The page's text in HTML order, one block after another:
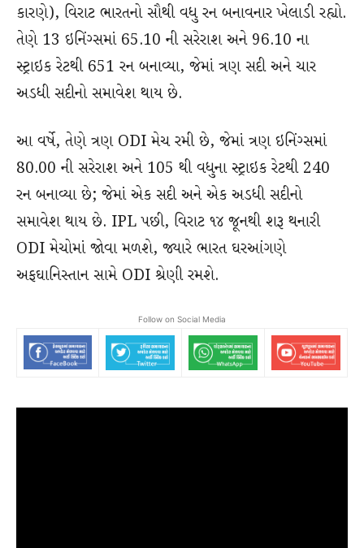
કારણે), વિરાટ ભારતનો સૌથી વધુ રન બનાવનાર ખેલાડી રહ્યો.
તેણે 13 ઇનિંગ્સમાં 65.10 ની સરેરાશ અને 96.10 ના
સ્ટ્રાઇક રેટથી 651 રન બનાવ્યા, જેમાં ત્રણ સદી અને ચાર
અડધી સદીનો સમાવેશ થાય છે.
આ વર્ષે, તેણે ત્રણ ODI મેચ રમી છે, જેમાં ત્રણ ઇનિંગ્સમાં
80.00 ની સરેરાશ અને 105 થી વધુના સ્ટ્રાઇક રેટથી 240
રન બનાવ્યા છે; જેમાં એક સદી અને એક અડધી સદીનો
સમાવેશ થાય છે. IPL પછી, વિરાટ ૧૪ જૂનથી શરૂ થનારી
ODI મેચોમાં જોવા મળશે, જ્યારે ભારત ઘરઆંગણે
અફઘાનિસ્તાન સામે ODI શ્રેણી રમશે.
Follow on Social Media